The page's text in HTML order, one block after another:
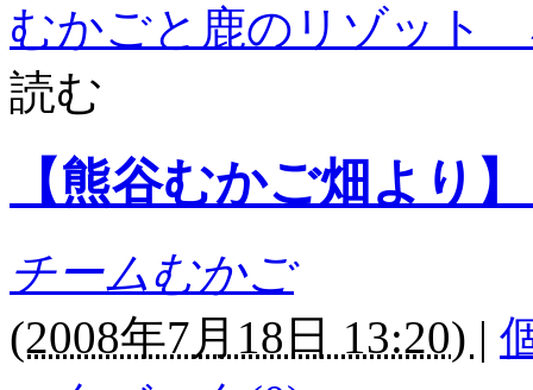
むかごと鹿のリゾット
読む
【熊谷むかご畑より
チームむかご
(2008年7月18日 13:20) |